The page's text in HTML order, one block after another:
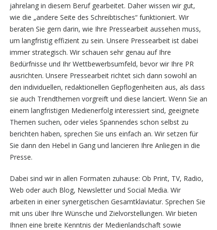
jahrelang in diesem Beruf gearbeitet. Daher wissen wir gut,
wie die „andere Seite des Schreibtisches“ funktioniert. Wir
beraten Sie gern darin, wie Ihre Pressearbeit aussehen muss,
um langfristig effizient zu sein. Unsere Pressearbeit ist dabei
immer strategisch. Wir schauen sehr genau auf Ihre
Bedürfnisse und Ihr Wettbewerbsumfeld, bevor wir Ihre PR
ausrichten. Unsere Pressearbeit richtet sich dann sowohl an
den individuellen, redaktionellen Gepflogenheiten aus, als dass
sie auch Trendthemen vorgreift und diese lanciert. Wenn Sie an
einem langfristigen Medienerfolg interessiert sind, geeignete
Themen suchen, oder vieles Spannendes schon selbst zu
berichten haben, sprechen Sie uns einfach an. Wir setzen für
Sie dann den Hebel in Gang und lancieren Ihre Anliegen in die
Presse.
Dabei sind wir in allen Formaten zuhause: Ob Print, TV, Radio,
Web oder auch Blog, Newsletter und Social Media. Wir
arbeiten in einer synergetischen Gesamtklaviatur. Sprechen Sie
mit uns über Ihre Wünsche und Zielvorstellungen. Wir bieten
Ihnen eine breite Kenntnis der Medienlandschaft sowie